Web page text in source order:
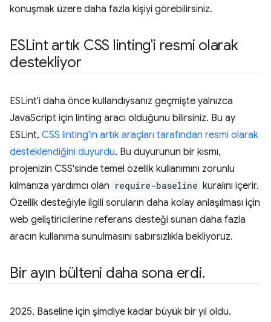
konuşmak üzere daha fazla kişiyi görebilirsiniz.
ESLint artık CSS linting'i resmi olarak
destekliyor
ESLint'i daha önce kullandıysanız geçmişte yalnızca
JavaScript için linting aracı olduğunu bilirsiniz. Bu ay
ESLint, CSS linting'in artık araçları tarafından resmi olarak
desteklendiğini duyurdu. Bu duyurunun bir kısmı,
projenizin CSS'sinde temel özellik kullanımını zorunlu
kılmanıza yardımcı olan require-baseline kuralını içerir.
Özellik desteğiyle ilgili soruların daha kolay anlaşılması için
web geliştiricilerine referans desteği sunan daha fazla
aracın kullanıma sunulmasını sabırsızlıkla bekliyoruz.
Bir ayın bülteni daha sona erdi.
2025, Baseline için şimdiye kadar büyük bir yıl oldu.